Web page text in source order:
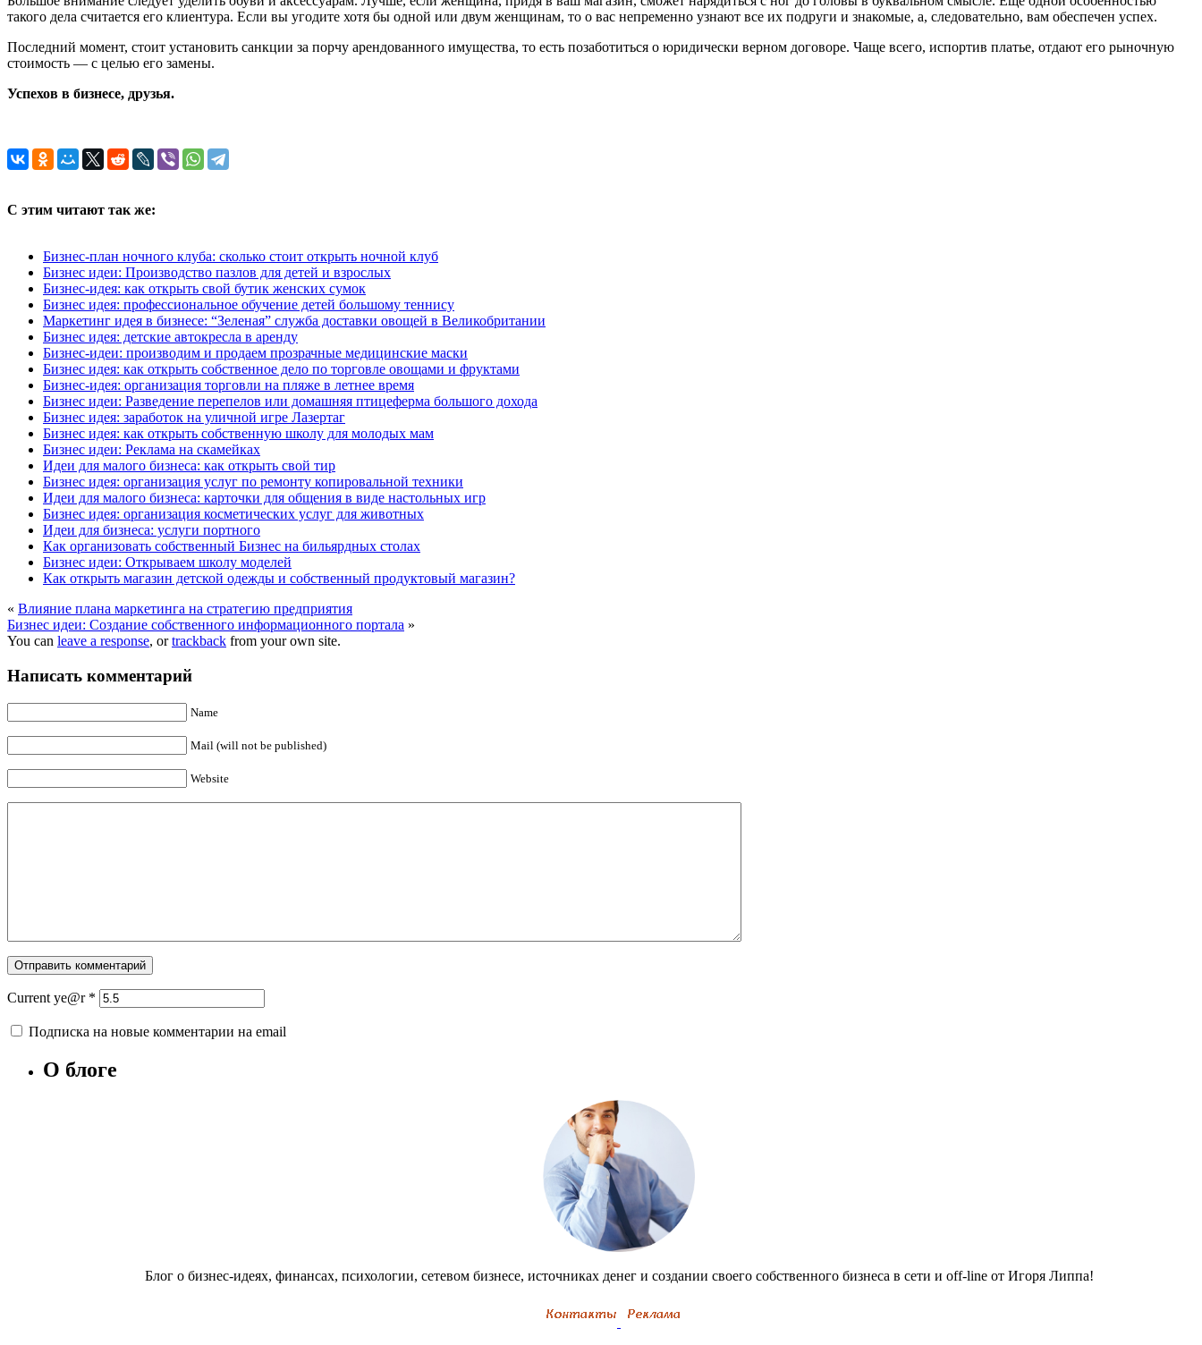
такого дела считается его клиентура. Если вы угодите хотя бы одной или двум женщинам, то о вас непременно узнают все их подруги и знакомые, а, следовательно, вам обеспечен успех.
Последний момент, стоит установить санкции за порчу арендованного имущества, то есть позаботиться о юридически верном договоре. Чаще всего, испортив платье, отдают его рыночную
стоимость — с целью его замены.
Успехов в бизнесе, друзья.
С этим читают так же:
Бизнес-план ночного клуба: сколько стоит открыть ночной клуб
Бизнес идеи: Производство пазлов для детей и взрослых
Бизнес-идея: как открыть свой бутик женских сумок
Бизнес идея: профессиональное обучение детей большому теннису
Маркетинг идея в бизнесе: “Зеленая” служба доставки овощей в Великобритании
Бизнес идея: детские автокресла в аренду
Бизнес-идеи: производим и продаем прозрачные медицинские маски
Бизнес идея: как открыть собственное дело по торговле овощами и фруктами
Бизнес-идея: организация торговли на пляже в летнее время
Бизнес идеи: Разведение перепелов или домашняя птицеферма большого дохода
Бизнес идея: заработок на уличной игре Лазертаг
Бизнес идея: как открыть собственную школу для молодых мам
Бизнес идеи: Реклама на скамейках
Идеи для малого бизнеса: как открыть свой тир
Бизнес идея: организация услуг по ремонту копировальной техники
Идеи для малого бизнеса: карточки для общения в виде настольных игр
Бизнес идея: организация косметических услуг для животных
Идеи для бизнеса: услуги портного
Как организовать собственный Бизнес на бильярдных столах
Бизнес идеи: Открываем школу моделей
Как открыть магазин детской одежды и собственный продуктовый магазин?
« Влияние плана маркетинга на стратегию предприятия
Бизнес идеи: Создание собственного информационного портала »
You can leave a response, ortrackback from your own site.
Написать комментарий
Name
Mail (will not be published)
Website
Current ye@r *
Подписка на новые комментарии на email
О блоге
Блог о бизнес-идеях, финансах, психологии, сетевом бизнесе, источниках денег и создании своего собственного бизнеса в сети и off-line от Игоря Липпа!